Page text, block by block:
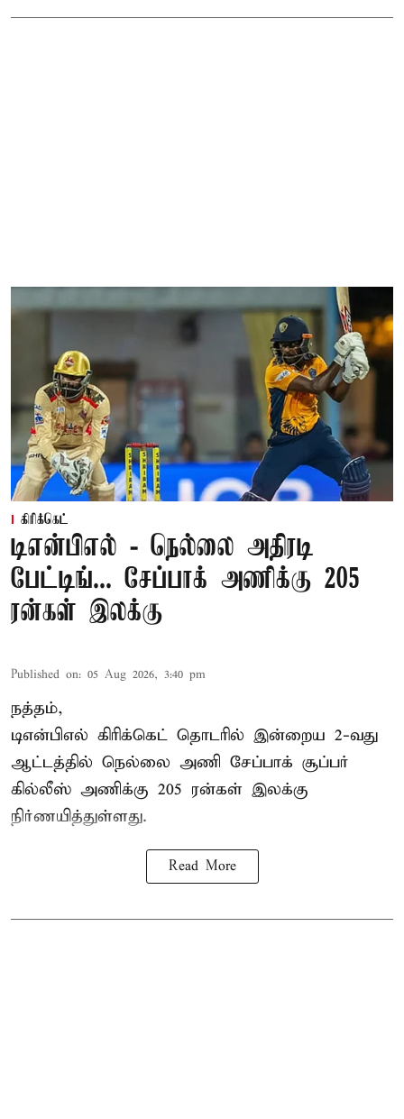
கிரிக்கெட்
டிஎன்பிஎல் - நெல்லை அதிரடி
பேட்டிங்... சேப்பாக் அணிக்கு 205
ரன்கள் இலக்கு
Published on: 05 Aug 2026, 3:40 pm
நத்தம்,
டிஎன்பிஎல் கிரிக்கெட் தொடரில் இன்றைய 2-வது
ஆட்டத்தில் நெல்லை அணி சேப்பாக் சூப்பர்
கில்லீஸ் அணிக்கு 205 ரன்கள் இலக்கு
நிர்ணயித்துள்ளது.
Read More